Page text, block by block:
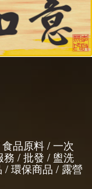
品原料 / 一次
/ 批發 / 盥洗
/ 環保商品 / 露營